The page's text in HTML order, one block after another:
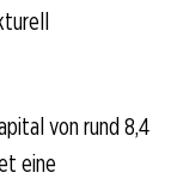
von rund 8,4
eine